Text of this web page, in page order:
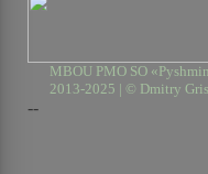
MBOU PMO SO
2013-2025 | © Dmitry
--